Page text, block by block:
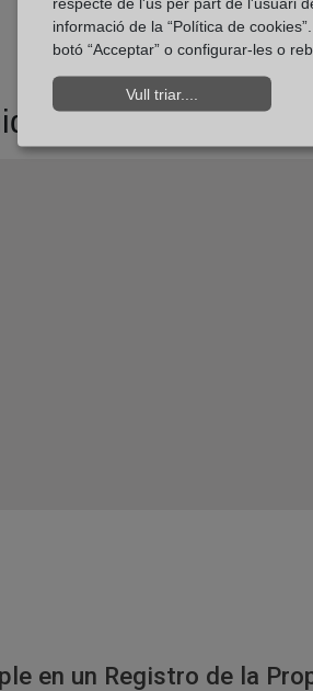
en el distrito
en un Registro de la
informació de la “Política de
botó “Acceptar” o configurar-les o
Vull triar....